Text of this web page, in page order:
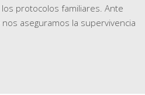
protocolos familiares. Ante
aseguramos la supervivencia